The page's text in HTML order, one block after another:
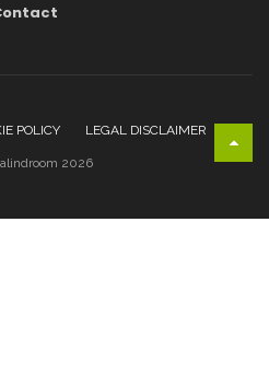
POLICY LEGAL DISCLAIMER
2026